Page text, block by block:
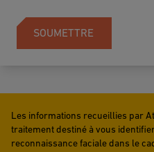
SOUMETTRE
Les informations recueillies par
traitement destiné à vous
reconnaissance faciale dans le